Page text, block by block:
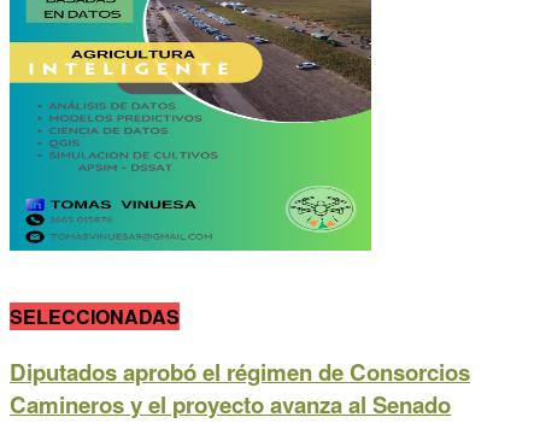
SELECCIONADAS
Diputados aprobó el régimen de Consorcios
Camineros y el proyecto avanza al Senado